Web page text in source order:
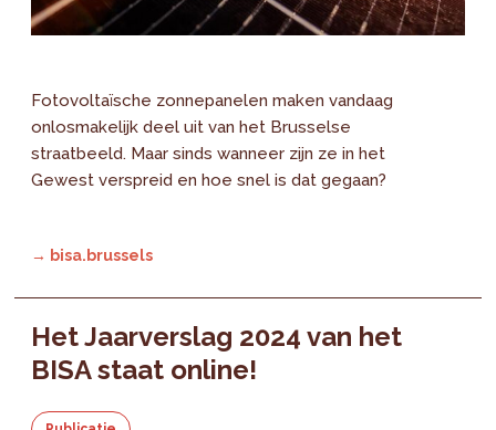
Fotovoltaïsche zonnepanelen maken vandaag
onlosmakelijk deel uit van het Brusselse
straatbeeld. Maar sinds wanneer zijn ze in het
Gewest verspreid en hoe snel is dat gegaan?
→ bisa.brussels
Het Jaarverslag 2024 van het
BISA staat online!